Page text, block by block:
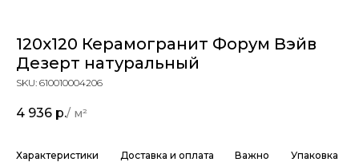
120x120 Керамогранит Форум Вэйв
Дезерт натуральный
SKU: 610010004206
4 936 р.
Характеристики Доставка и оплата Важно Упаковка